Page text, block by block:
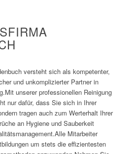
versteht sich als kompetenter,
und unkomplizierter Partner in
unserer professionellen Reinigung
nur dafür, dass Sie sich in Ihrer
tragen auch zum Werterhalt Ihrer
an Hygiene und Sauberkeit
Mitarbeiter
um stets die effizientesten